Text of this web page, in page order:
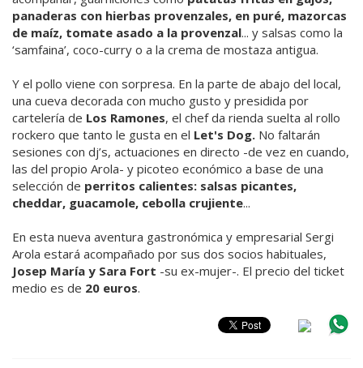
panaderas con hierbas provenzales, en puré, mazorcas
de maíz, tomate asado a la provenzal... y salsas como la
‘samfaina’, coco-curry o a la crema de mostaza antigua.
Y el pollo viene con sorpresa. En la parte de abajo del local,
una cueva decorada con mucho gusto y presidida por
cartelería de Los Ramones, el chef da rienda suelta al rollo
rockero que tanto le gusta en el Let's Dog. No faltarán
sesiones con dj’s, actuaciones en directo -de vez en cuando,
las del propio Arola- y picoteo económico a base de una
selección de perritos calientes: salsas picantes,
cheddar, guacamole, cebolla crujiente...
En esta nueva aventura gastronómica y empresarial Sergi
Arola estará acompañado por sus dos socios habituales,
Josep María y Sara Fort -su ex-mujer-. El precio del ticket
medio es de 20 euros.